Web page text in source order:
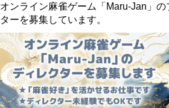
オンライン麻雀ゲーム「Maru-Jan」
ターを募集しています。